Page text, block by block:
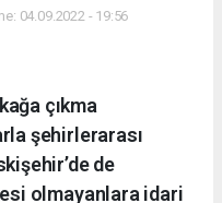
04.09.2022 - 19:56
çıkma
şehirlerarası
de
olmayanlara idari